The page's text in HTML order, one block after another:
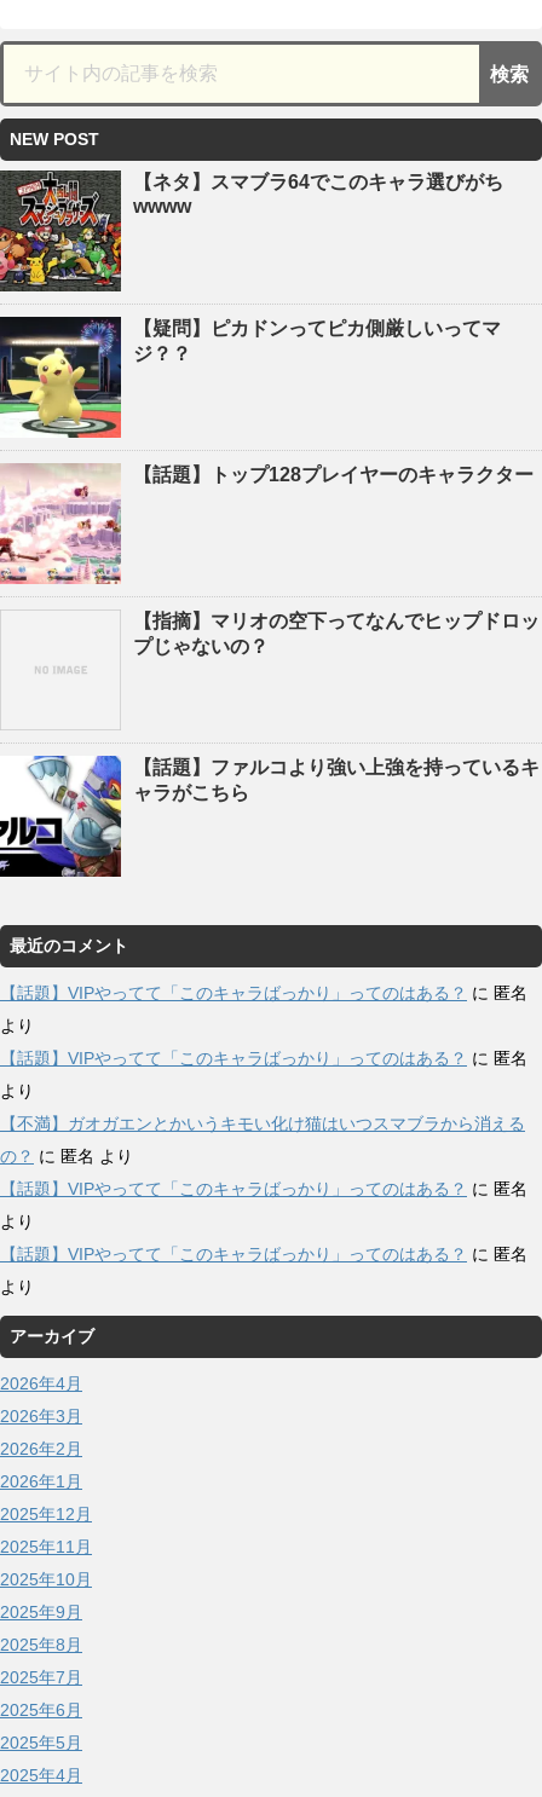
NEW POST
【ネタ】スマブラ64でこのキャラ選びがち
wwww
【疑問】ピカドンってピカ側厳しいってマ
ジ？？
【話題】トップ128プレイヤーのキャラクター
【指摘】マリオの空下ってなんでヒップドロッ
プじゃないの？
【話題】ファルコより強い上強を持っているキ
ャラがこちら
最近のコメント
【話題】VIPやってて「このキャラばっかり」ってのはある？ に 匿名
より
【話題】VIPやってて「このキャラばっかり」ってのはある？ に 匿名
より
【不満】ガオガエンとかいうキモい化け猫はいつスマブラから消える
の？ に 匿名 より
【話題】VIPやってて「このキャラばっかり」ってのはある？ に 匿名
より
【話題】VIPやってて「このキャラばっかり」ってのはある？ に 匿名
より
アーカイブ
2026年4月
2026年3月
2026年2月
2026年1月
2025年12月
2025年11月
2025年10月
2025年9月
2025年8月
2025年7月
2025年6月
2025年5月
2025年4月